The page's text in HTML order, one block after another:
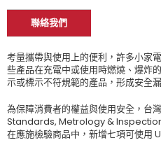
聯絡我們
考量攜帶與使用上的便利，許多小家
些產品在充電中或使用時燃燒、爆炸
示或標示不符規範的產品，形成安全漏
為保障消費者的權益與使用安全，
Standards, Metrology & Inspection-
在應施檢驗商品中，新增七項可使用